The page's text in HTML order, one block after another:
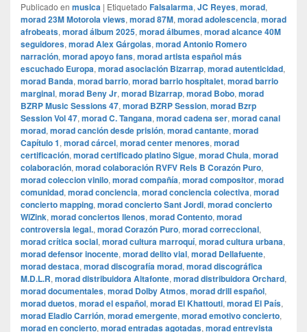
Publicado en musica | Etiquetado Falsalarma, JC Reyes, morad,
morad 23M Motorola views, morad 87M, morad adolescencia, morad
afrobeats, morad álbum 2025, morad álbumes, morad alcance 40M
seguidores, morad Alex Gárgolas, morad Antonio Romero
narración, morad apoyo fans, morad artista español más
escuchado Europa, morad asociación Bizarrap, morad autenticidad,
morad Banda, morad barrio, morad barrio hospitalet, morad barrio
marginal, morad Beny Jr, morad Bizarrap, morad Bobo, morad
BZRP Music Sessions 47, morad BZRP Session, morad Bzrp
Session Vol 47, morad C. Tangana, morad cadena ser, morad canal
morad, morad canción desde prisión, morad cantante, morad
Capítulo 1, morad cárcel, morad center menores, morad
certificación, morad certificado platino Sigue, morad Chula, morad
colaboración, morad colaboración RVFV Rels B Corazón Puro,
morad coleccion vinilo, morad compañía, morad compositor, morad
comunidad, morad conciencia, morad conciencia colectiva, morad
concierto mapping, morad concierto Sant Jordi, morad concierto
WiZink, morad conciertos llenos, morad Contento, morad
controversia legal., morad Corazón Puro, morad correccional,
morad crítica social, morad cultura marroquí, morad cultura urbana,
morad defensor inocente, morad delito vial, morad Dellafuente,
morad destaca, morad discografía morad, morad discográfica
M.D.L.R, morad distribuidora Altafonte, morad distribuidora Orchard,
morad documentales, morad Dolby Atmos, morad drill español,
morad duetos, morad el español, morad El Khattouti, morad El País,
morad Eladio Carrión, morad emergente, morad emotivo concierto,
morad en concierto, morad entradas agotadas, morad entrevista